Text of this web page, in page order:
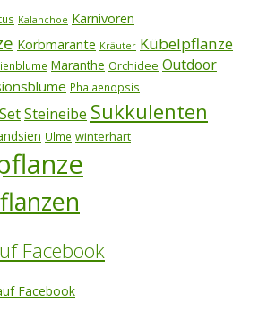
Kalanchoe Karnivoren
Korbmarante Kräuter Kübelpflanze
Maranthe Orchidee Outdoor
Phalaenopsis
SetSteineibe Sukkulenten
Ulme winterhart
Facebook
Facebook